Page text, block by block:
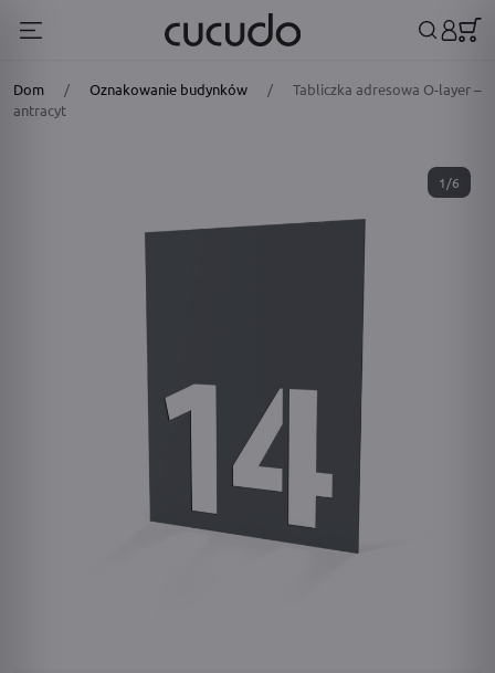
Dom / Oznakowanie budynków /
Tabliczka adresowa O-layer –
antracyt
1/6